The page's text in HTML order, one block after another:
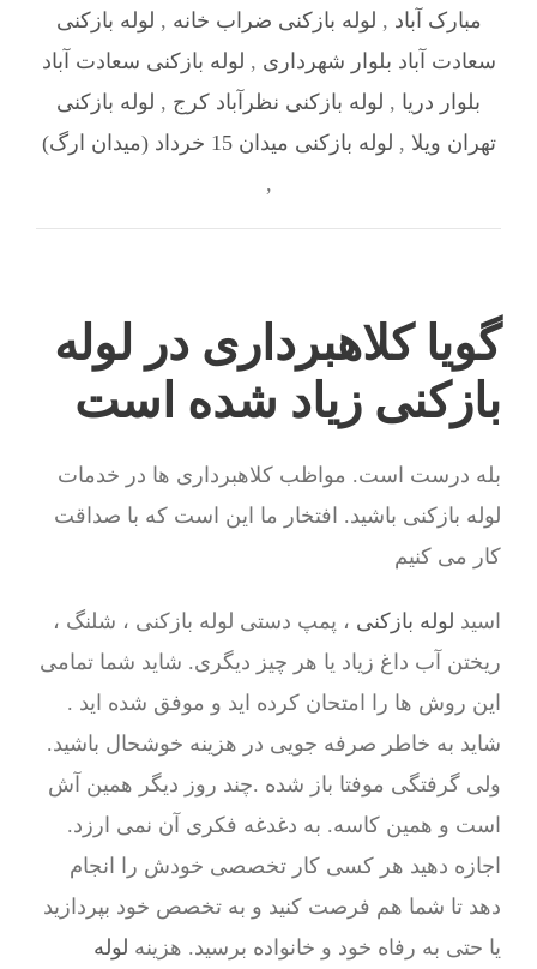
مبارک آباد , لوله بازکنی ضراب خانه , لوله بازکنی
سعادت آباد بلوار شهرداری , لوله بازکنی سعادت آباد
بلوار دریا , لوله بازکنی نظرآباد کرج , لوله بازکنی
تهران ویلا , لوله بازکنی میدان 15 خرداد (میدان ارگ)
,
گویا کلاهبرداری در لوله
بازکنی زیاد شده است
بله درست است. مواظب کلاهبرداری ها در خدمات
لوله بازکنی باشید. افتخار ما این است که با صداقت
کار می کنیم
اسید لوله بازکنی ، پمپ دستی لوله بازکنی ، شلنگ ،
ریختن آب داغ زیاد یا هر چیز دیگری. شاید شما تمامی
این روش ها را امتحان کرده اید و موفق شده اید .
شاید به خاطر صرفه جویی در هزینه خوشحال باشید.
ولی گرفتگی موفتا باز شده .چند روز دیگر همین آش
است و همین کاسه. به دغدغه فکری آن نمی ارزد.
اجازه دهید هر کسی کار تخصصی خودش را انجام
دهد تا شما هم فرصت کنید و به تخصص خود بپردازید
یا حتی به رفاه خود و خانواده برسید. هزینه لوله